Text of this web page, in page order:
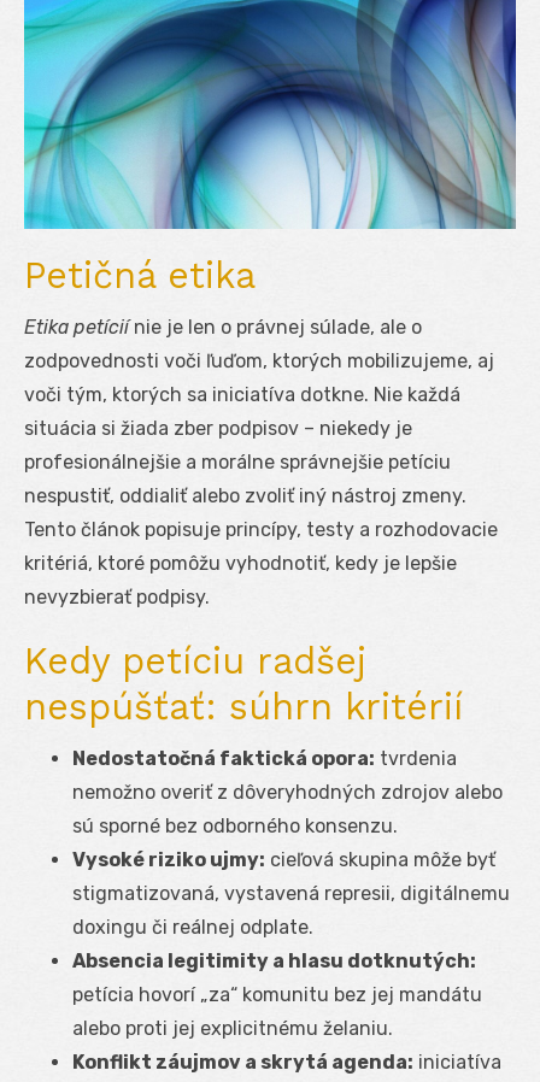
Petičná etika
Etika petíciínie je len o právnej súlade, ale o
zodpovednosti voči ľuďom, ktorých mobilizujeme, aj
voči tým, ktorých sa iniciatíva dotkne. Nie každá
situácia si žiada zber podpisov – niekedy je
profesionálnejšie a morálne správnejšie petíciu
nespustiť, oddialiť alebo zvoliť iný nástroj zmeny.
Tento článok popisuje princípy, testy a rozhodovacie
kritériá, ktoré pomôžu vyhodnotiť, kedy je lepšie
nevyzbierať podpisy.
Kedy petíciu radšej
nespúšťať: súhrn kritérií
Nedostatočná faktická opora: tvrdenia
nemožno overiť z dôveryhodných zdrojov alebo
sú sporné bez odborného konsenzu.
Vysoké riziko ujmy: cieľová skupina môže byť
stigmatizovaná, vystavená represii, digitálnemu
doxingu či reálnej odplate.
Absencia legitimity a hlasu dotknutých:
petícia hovorí „za“ komunitu bez jej mandátu
alebo proti jej explicitnému želaniu.
Konflikt záujmov a skrytá agenda: iniciatíva